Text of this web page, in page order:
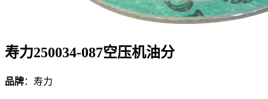
寿力250034-087空压机油分
品牌：寿力